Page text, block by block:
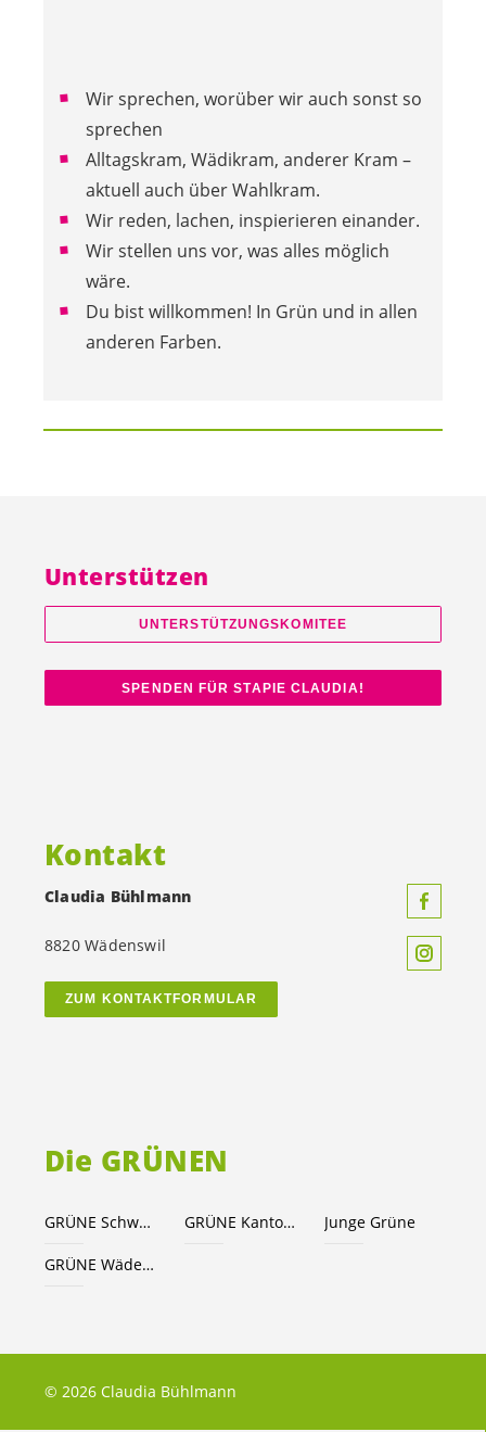
Wir sprechen, worüber wir auch sonst so
sprechen
Alltagskram, Wädikram, anderer Kram –
aktuell auch über Wahlkram.
Wir reden, lachen, inspierieren einander.
Wir stellen uns vor, was alles möglich
wäre.
Du bist willkommen! In Grün und in allen
anderen Farben.
Unterstützen
UNTERSTÜTZUNGSKOMITEE
SPENDEN FÜR STAPIE CLAUDIA!
Kontakt
Claudia Bühlmann
8820 Wädenswil
ZUM KONTAKTFORMULAR
Die GRÜNEN
GRÜNE Schweiz GRÜNE Kanton Zürich Junge Grüne
GRÜNE Wädenswil
© 2026 Claudia Bühlmann